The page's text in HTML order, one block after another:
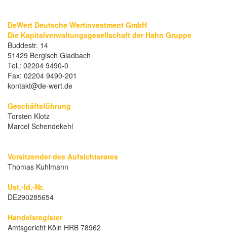
DeWert Deutsche Wertinvestment GmbH
Die Kapitalverwaltungsgesellschaft der Hahn Gruppe
Buddestr. 14
51429 Bergisch Gladbach
Tel.: 02204 9490-0
Fax: 02204 9490-201
kontakt@de-wert.de
Geschäftsführung
Torsten Klotz
Marcel Schendekehl
Vorsitzender des Aufsichtsrates
Thomas Kuhlmann
Ust.-Id.-Nr.
DE290285654
Handelsregister
Amtsgericht Köln HRB 78962